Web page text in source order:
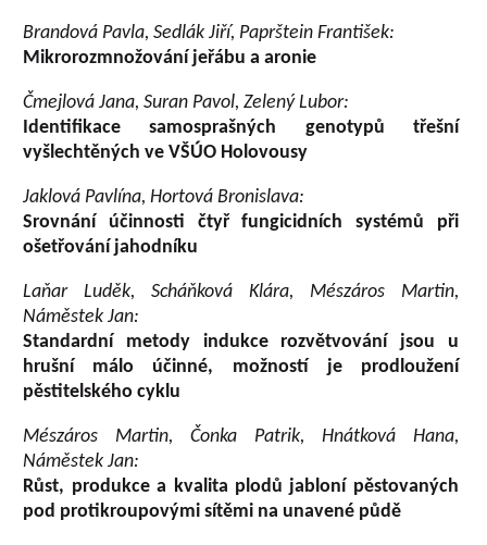
Brandová Pavla, Sedlák Jiří, Paprštein František:
Mikrorozmnožování jeřábu a aronie
Čmejlová Jana, Suran Pavol, Zelený Lubor:
Identifikace samosprašných genotypů třešní
vyšlechtěných ve VŠÚO Holovousy
Jaklová Pavlína, Hortová Bronislava:
Srovnání účinnosti čtyř fungicidních systémů při
ošetřování jahodníku
Laňar Luděk, Scháňková Klára, Mészáros Martin,
Náměstek Jan:
Standardní metody indukce rozvětvování jsou u
hrušní málo účinné, možností je prodloužení
pěstitelského cyklu
Mészáros Martin, Čonka Patrik, Hnátková Hana,
Náměstek Jan:
Růst, produkce a kvalita plodů jabloní pěstovaných
pod protikroupovými sítěmi na unavené půdě